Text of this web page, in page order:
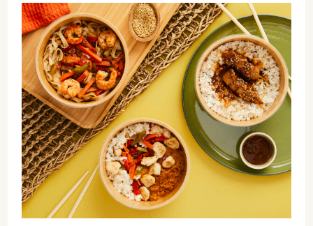
Freshmood
soutient
les
Restos
du
Cœur
:
8
892
kg